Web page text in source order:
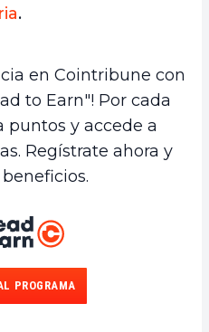
.
en Cointribune con
to Earn"! Por cada
puntos y accede a
Regístrate ahora y
PROGRAMA